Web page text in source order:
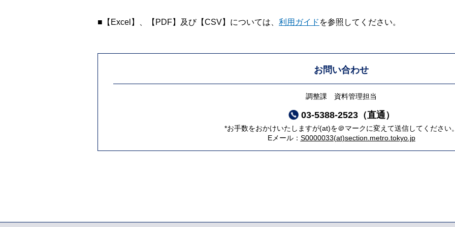
■【Excel】、【PDF】及び【CSV】については、 利用ガイド を参照してください。
お問い合わせ
調整課 資料管理担当
03-5388-2523（直通）
*お手数をおかけいたしますが(at)を＠マークに変えて送信してください。
Eメール： S0000033(at)section.metro.tokyo.jp